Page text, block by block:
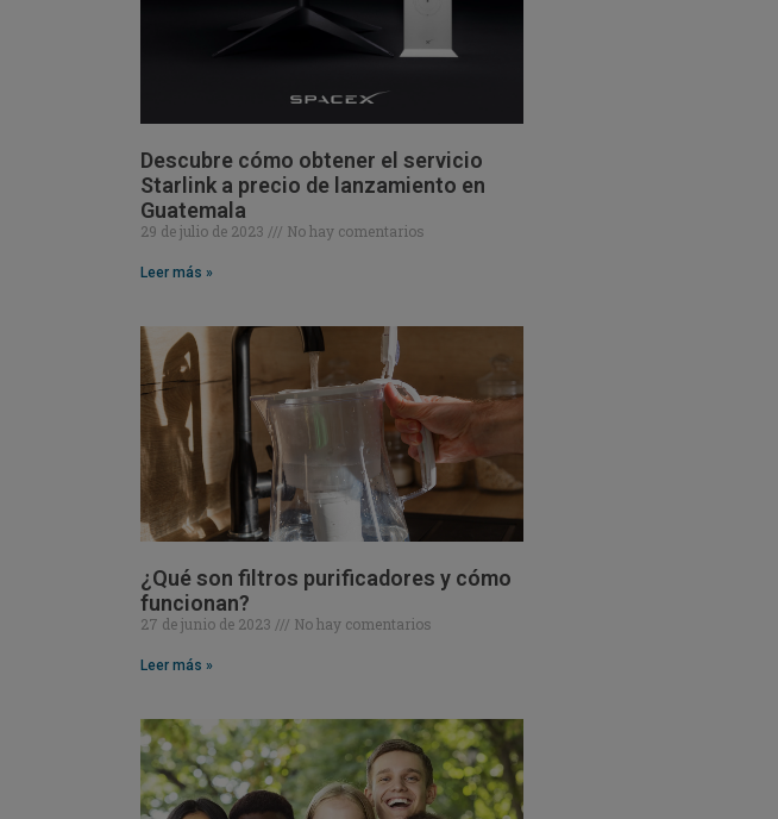
Descubre cómo obtener el servicio
Starlink a precio de lanzamiento en
Guatemala
29 de julio de 2023 No hay comentarios
Leer más »
¿Qué son filtros purificadores y cómo
funcionan?
27 de junio de 2023 No hay comentarios
Leer más »